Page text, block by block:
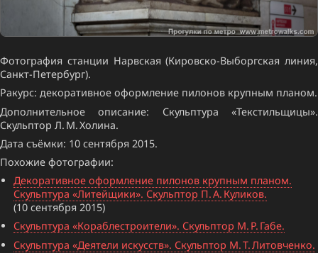
Фотография станции Нарвская (Кировско-Выборгская линия,
Санкт-Петербург).
Ракурс: декоративное оформление пилонов крупным планом.
Дополнительное описание: Скульптура «Текстильщицы».
Скульптор Л. М. Холина.
Дата съёмки: 10 сентября 2015.
Похожие фотографии:
Декоративное оформление пилонов крупным планом.
Скульптура «Литейщики». Скульптор П. А. Куликов.
(10 сентября 2015)
Скульптура «Кораблестроители». Скульптор М. Р. Габе.
Скульптура «Деятели искусств». Скульптор М. Т. Литовченко.